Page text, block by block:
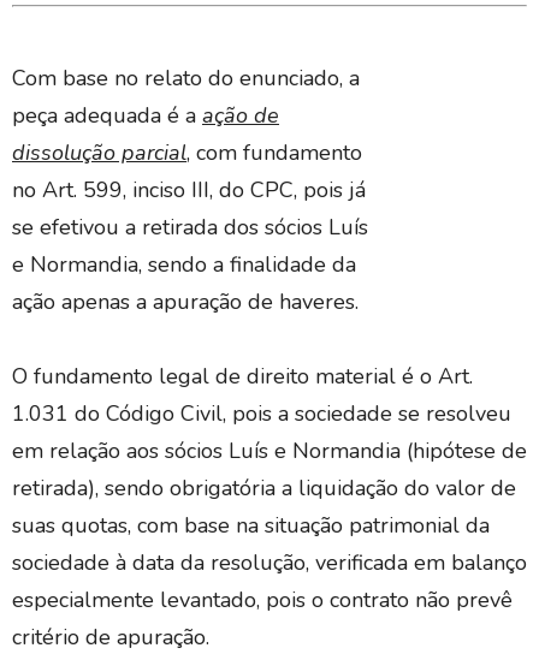
Com base no relato do enunciado, a
peça adequada é a ação de
dissolução parcial, com fundamento
no Art. 599, inciso III, do CPC, pois já
se efetivou a retirada dos sócios Luís
e Normandia, sendo a finalidade da
ação apenas a apuração de haveres.
O fundamento legal de direito material é o Art.
1.031 do Código Civil, pois a sociedade se resolveu
em relação aos sócios Luís e Normandia (hipótese de
retirada), sendo obrigatória a liquidação do valor de
suas quotas, com base na situação patrimonial da
sociedade à data da resolução, verificada em balanço
especialmente levantado, pois o contrato não prevê
critério de apuração.